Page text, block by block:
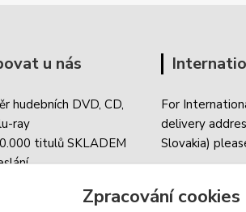
u nás
hudebních DVD, CD,
ray
titulů SKLADEM
For
delivery
Slovakia)
Zpracování cookies